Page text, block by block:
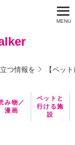
つ情報を 【ペッ
み物／
漫画
ペットと
行ける施
設